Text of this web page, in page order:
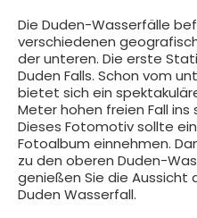
Die Duden-Wasserfälle
verschiedenen
der unteren. Die erste
Duden Falls. Schon vom
bietet sich ein
Meter hohen freien Fall
Dieses Fotomotiv sollte
Fotoalbum einnehmen.
zu den oberen Duden-
genießen Sie die Aussicht
Duden Wasserfall.